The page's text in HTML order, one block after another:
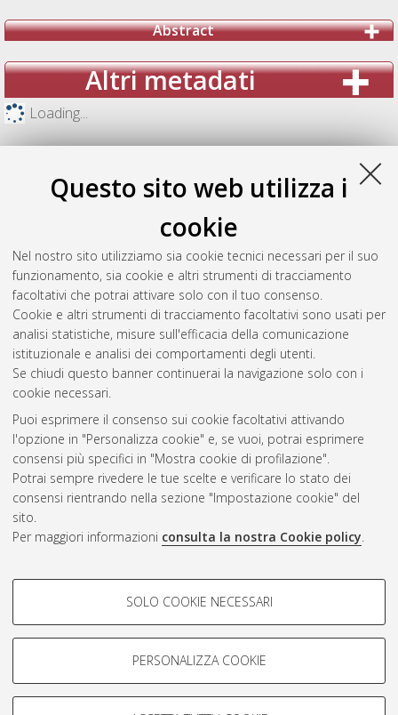
Questo sito web utilizza i
cookie
Nel nostro sito utilizziamo sia cookie tecnici necessari per il suo
funzionamento, sia cookie e altri strumenti di tracciamento
facoltativi che potrai attivare solo con il tuo consenso.
Cookie e altri strumenti di tracciamento facoltativi sono usati per
analisi statistiche, misure sull'efficacia della comunicazione
istituzionale e analisi dei comportamenti degli utenti.
Se chiudi questo banner continuerai la navigazione solo con i
cookie necessari.
Puoi esprimere il consenso sui cookie facoltativi attivando
l'opzione in "Personalizza cookie" e, se vuoi, potrai esprimere
consensi più specifici in "Mostra cookie di profilazione".
Potrai sempre rivedere le tue scelte e verificare lo stato dei
consensi rientrando nella sezione "Impostazione cookie" del
sito.
Per maggiori informazioni consulta la nostra Cookie policy.
COOKIE DI PROFILAZIONE -
Si tratta di cookie utilizzati per analizzare le caratteristiche della
navigazione degli utenti, creare profili in base al loro comportamento
Mostra cookie di profilazione
SOLO COOKIE NECESSARI
PERSONALIZZA COOKIE
Abstract
Altri metadati
Loading...
Gestione del documento:
Atom
Rss 1.0
Rss 2.0
AMS Laurea
Impostazioni Cookie
Informativa sulla privacy
Condizioni d’uso del sito